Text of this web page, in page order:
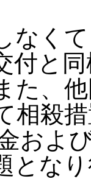
なく
付と
た、
相殺
およ
とな